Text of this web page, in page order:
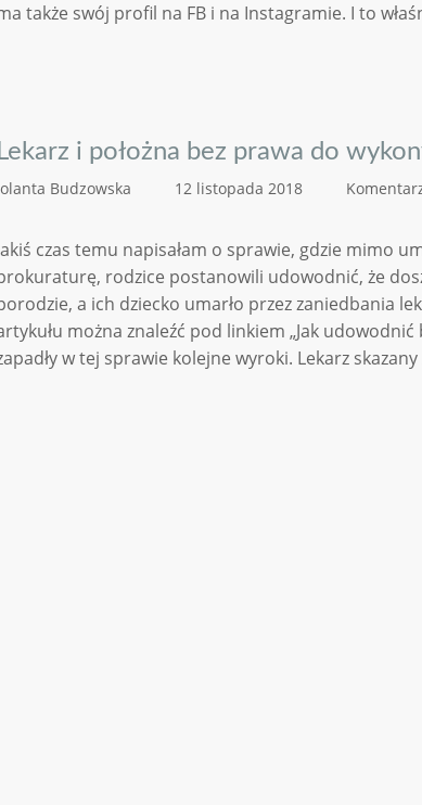
także swój profil na FB i na Instagramie. I to
Lekarz i położna bez prawa do
Budzowska 12 listopada 2018
czas temu napisałam o sprawie, gdzie mimo
rodzice postanowili udowodnić, że
a ich dziecko umarło przez zaniedbania
można znaleźć pod linkiem „Jak udowodnić
w tej sprawie kolejne wyroki. Lekarz skazany